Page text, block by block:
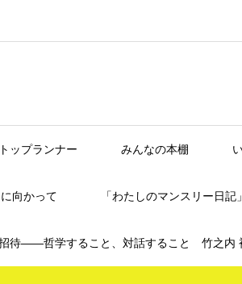
トップランナー みんなの本棚
向かって 「わたしのマンスリー日
待――哲学すること、対話すること 竹之内